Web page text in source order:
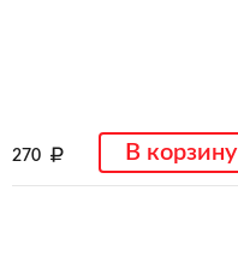
270 В корзину